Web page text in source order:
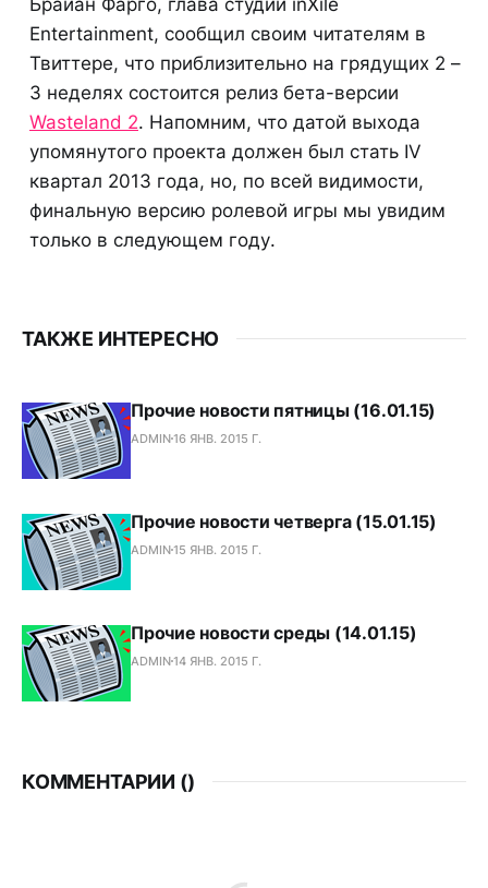
Entertainment, сообщил своим читателям в
Твиттере, что приблизительно на грядущих 2 –
3 неделях состоится релиз бета-версии
Wasteland 2. Напомним, что датой выхода
упомянутого проекта должен был стать IV
квартал 2013 года, но, по всей видимости,
финальную версию ролевой игры мы увидим
только в следующем году.
ТАКЖЕ ИНТЕРЕСНО
Прочие новости пятницы (16.01.15)
ADMIN16 ЯНВ. 2015 Г.
Прочие новости четверга (15.01.15)
ADMIN15 ЯНВ. 2015 Г.
Прочие новости среды (14.01.15)
ADMIN14 ЯНВ. 2015 Г.
КОММЕНТАРИИ ()